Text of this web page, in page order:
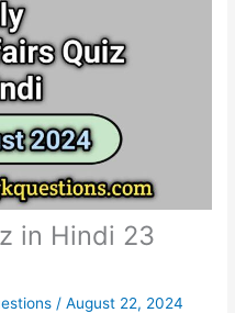
in Hindi 23
/August 22, 2024